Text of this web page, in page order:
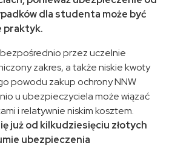
dla studenta może być
praktyk.
przez uczelnie
zakres, a także niskie kwoty
powodu zakup ochrony NNW
u ubezpieczyciela może wiązać
i relatywnie niskim kosztem.
już od kilkudziesięciu złotych
ubezpieczenia